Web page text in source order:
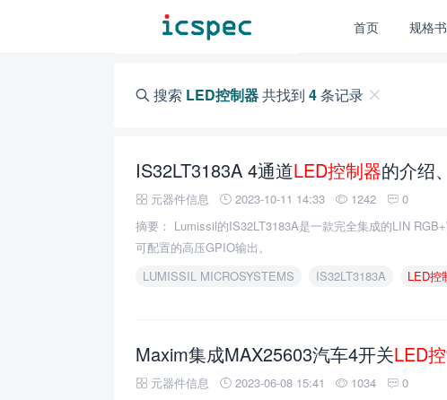
首页 规格
搜索 LED控制器共找到 4条记录
IS32LT3183A 4通道LED控制器的介绍
元器件信息 2023-10-11 14:33 1242
0
摘要： Lumissil的IS32LT3183A是一款完全集成的LIN
可配置的高压GPIO输出。
LUMISSIL MICROSYSTEMS
IS32LT3183A LED控
Maxim集成MAX25603汽车4开关LED
元器件信息 2023-06-08 15:41 1034
0